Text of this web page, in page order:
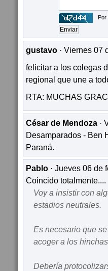
Por
gustavo · Viernes 07
felicitar a los colegas
regional que une a
RTA: MUCHAS
César de Mendoza ·
Desamparados - Ben
Paraná.
Pablo · Jueves 06 de
Coincido totalmente....
Voy a insistir con
estadios neutrales.
Es necesario que
acoger a los
Debería